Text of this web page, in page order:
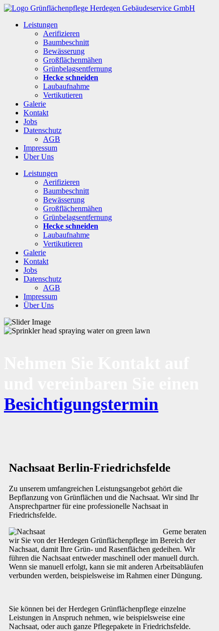
Leistungen
Aerifizieren
Baumbeschnitt
Bewässerung
Großflächenmähen
Grünbelagsentfernung
Hecke schneiden
Laubaufnahme
Vertikutieren
Galerie
Kontakt
Jobs
Datenschutz
AGB
Impressum
Über Uns
Leistungen
Aerifizieren
Baumbeschnitt
Bewässerung
Großflächenmähen
Grünbelagsentfernung
Hecke schneiden
Laubaufnahme
Vertikutieren
Galerie
Kontakt
Jobs
Datenschutz
AGB
Impressum
Über Uns
Besichtigungstermin
Nachsaat Berlin-Friedrichsfelde
Zu unserem umfangreichen Leistungsangebot gehört die
Bepflanzung von Grünflächen und die Nachsaat. Wir sind Ihr
Ansprechpartner für eine professionelle Nachsaat in
Friedrichsfelde.
Gerne beraten
wir Sie von der Herdegen Grünflächenpflege im Bereich der
Nachsaat, damit Ihre Grün- und Rasenflächen gedeihen. Wir
führen die Nachsaat entweder maschinell oder manuell durch.
Wenn sie manuell erfolgt, kann sie mit anderen Arbeitsabläufen
verbunden werden, beispielsweise im Rahmen einer Düngung.
Sie können bei der Herdegen Grünflächenpflege einzelne
Leistungen in Anspruch nehmen, wie beispielsweise eine
Nachsaat, oder auch ganze Pflegepakete in Friedrichsfelde.